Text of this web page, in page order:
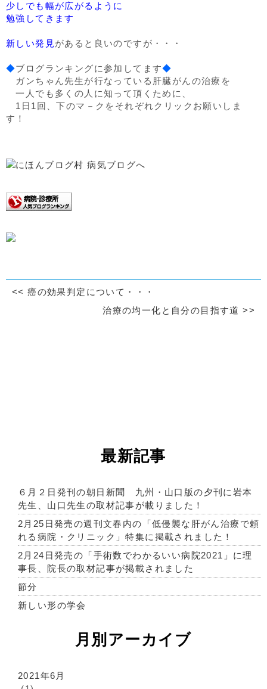
少しでも幅が広がるように
勉強してきます
新しい発見があると良いのですが・・・
◆ブログランキングに参加してます◆
ガンちゃん先生が行なっている肝臓がんの治療を
一人でも多くの人に知って頂くために、
1日1回、下のマ－クをそれぞれクリックお願いしま
す！
<< 癌の効果判定について・・・
治療の均一化と自分の目指す道>>
最新記事
６月２日発刊の朝日新聞 九州・山口版の夕刊に岩本
先生、山口先生の取材記事が載りました！
2月25日発売の週刊文春内の「低侵襲な肝がん治療で頼
れる病院・クリニック」特集に掲載されました！
2月24日発売の「手術数でわかるいい病院2021」に理
事長、院長の取材記事が掲載されました
節分
新しい形の学会
月別アーカイブ
2021年6月